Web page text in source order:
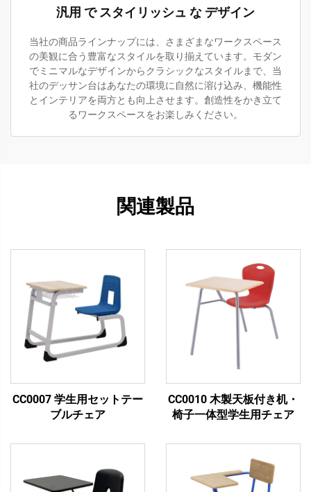
汎用 で スタイリッシュ な デザイン
当社の商品ラインナップには、さまざまなワークスペース
の美観に合う豊富なスタイルを取り揃えています。モダン
でミニマルなデザインからクラシックなスタイルまで、当
社のデッサン台はあなたの環境に自然に溶け込み、機能性
とインテリアを両方とも向上させます。創造性をかき立て
るワークスペースをお楽しみください。
関連製品
CC0007 学生用セットテー
ブルチェア
CC0010 木製天板付き机・
椅子一体型学生用チェア